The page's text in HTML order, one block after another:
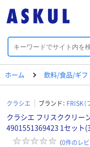
ホーム 飲料/食品/ギフ
クラシエ ブランド： FRISK（
クラシエ フリスククリー
4901551369423 1セット
（0件のレ